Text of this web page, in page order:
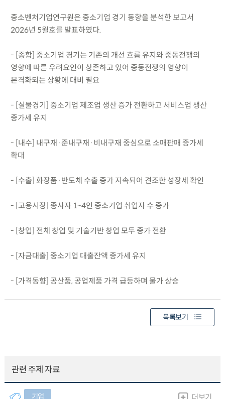
중소벤처기업연구원은 중소기업 경기 동향을 분석한 보고서
2026년 5월호를 발표하였다.
- [종합] 중소기업 경기는 기존의 개선 흐름 유지와 중동전쟁의
영향에 따른 우려요인이 상존하고 있어 중동전쟁의 영향이
본격화되는 상황에 대비 필요
- [실물경기] 중소기업 제조업 생산 증가 전환하고 서비스업 생산
증가세 유지
- [내수] 내구재·준내구재·비내구재 중심으로 소매판매 증가세
확대
- [수출] 화장품·반도체 수출 증가 지속되어 견조한 성장세 확인
- [고용시장] 종사자 1~4인 중소기업 취업자 수 증가
- [창업] 전체 창업 및 기술기반 창업 모두 증가 전환
- [자금대출] 중소기업 대출잔액 증가세 유지
- [가격동향] 공산품, 공업제품 가격 급등하며 물가 상승
목록보기
관련 주제 자료
기업